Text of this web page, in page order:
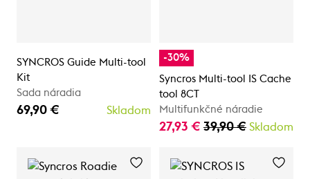
SYNCROS Guide Multi-tool
Kit
Sada náradia
69,90 € Skladom
-30%
Syncros Multi-tool IS Cache
tool 8CT
Multifunkčné náradie
27,93 € 39,90 € Skladom